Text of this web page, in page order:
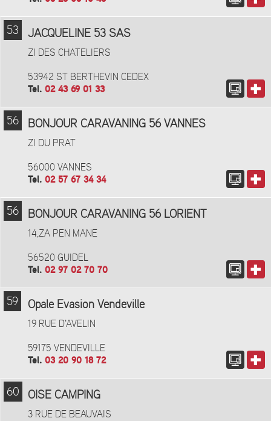
53 JACQUELINE 53 SAS
ZI DES CHATELIERS
53942 ST BERTHEVIN CEDEX
Tel. 02 43 69 01 33
56 BONJOUR CARAVANING 56 VANNES
ZI DU PRAT
56000 VANNES
Tel. 02 57 67 34 34
56 BONJOUR CARAVANING 56 LORIENT
14,ZA PEN MANE
56520 GUIDEL
Tel. 02 97 02 70 70
59 Opale Evasion Vendeville
19 RUE D'AVELIN
59175 VENDEVILLE
Tel. 03 20 90 18 72
60 OISE CAMPING
3 RUE DE BEAUVAIS